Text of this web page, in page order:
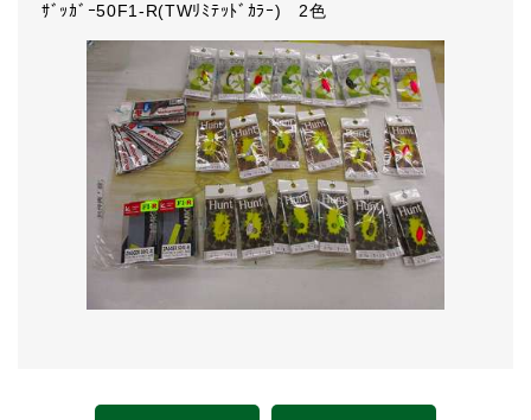
ｻﾞｯｶﾞｰ50F1-R(TWﾘﾐﾃｯﾄﾞｶﾗｰ) 2色